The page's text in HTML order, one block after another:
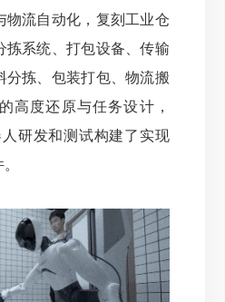
物流自动化，复刻工业仓
拣系统、打包设备、传输
分拣、包装打包、物流搬
高度还原与任务设计，
人研发和测试构建了实现